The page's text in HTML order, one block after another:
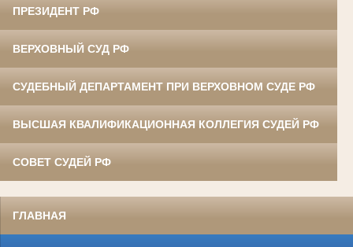
ПРЕЗИДЕНТ РФ
ВЕРХОВНЫЙ СУД РФ
СУДЕБНЫЙ ДЕПАРТАМЕНТ ПРИ ВЕРХОВНОМ СУДЕ РФ
ВЫСШАЯ КВАЛИФИКАЦИОННАЯ КОЛЛЕГИЯ СУДЕЙ РФ
СОВЕТ СУДЕЙ РФ
ГЛАВНАЯ